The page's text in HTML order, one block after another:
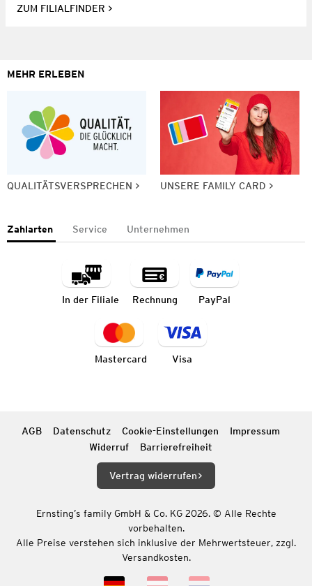
ZUM FILIALFINDER
MEHR ERLEBEN
QUALITÄTSVERSPRECHEN UNSERE FAMILY CARD
Zahlarten Service Unternehmen
In der Filiale Rechnung PayPal
Mastercard Visa
AGB Datenschutz Cookie-Einstellungen
Impressum
Widerruf
Barrierefreiheit
Vertrag widerrufen
Ernsting’s family GmbH & Co. KG 2026. © Alle Rechte
vorbehalten.
Alle Preise verstehen sich inklusive der Mehrwertsteuer, zzgl.
Versandkosten.